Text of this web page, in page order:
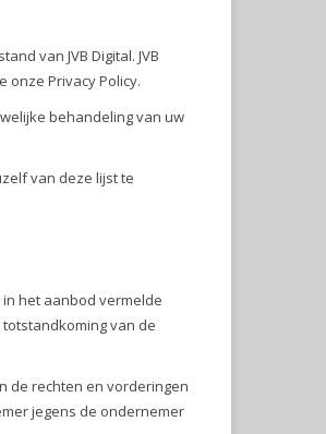
van JVB Digital. JVB
onze Privacy Policy.
behandeling van uw
van deze lijst te
het aanbod vermelde
van de
de rechten en vorderingen
jegens de ondernemer